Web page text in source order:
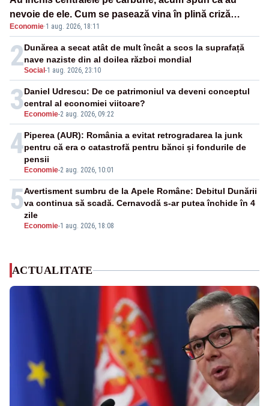
nevoie de ele. Cum se pasează vina în plină criză
energetică
Economie·1 aug. 2026, 18:11
2Social -1 aug. 2026, 23:10
Dunărea a secat atât de mult încât a scos la suprafață
nave naziste din al doilea război mondial
3 Economie-2 aug. 2026, 09:22
Daniel Udrescu: De ce patrimoniul va deveni conceptul
central al economiei viitoare?
4
Economie-2 aug. 2026, 10:01
Piperea (AUR): România a evitat retrogradarea la junk
pentru că era o catastrofă pentru bănci și fondurile de
pensii
5
Economie-1 aug. 2026, 18:08
Avertisment sumbru de la Apele Române: Debitul Dunării
va continua să scadă. Cernavodă s-ar putea închide în 4
zile
ACTUALITATE